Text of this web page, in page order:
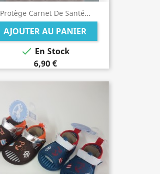
Protège Carnet De Santé...
AJOUTER AU PANIER
 En Stock
6,90 €